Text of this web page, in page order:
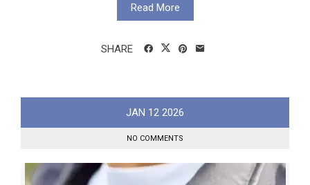
Read More
SHARE
JAN 12 2026
NO COMMENTS